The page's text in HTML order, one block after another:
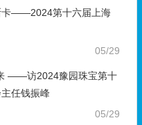
卡——2024第十六届上海
05/29
——访2024豫园珠宝第十
任钱振峰
05/29